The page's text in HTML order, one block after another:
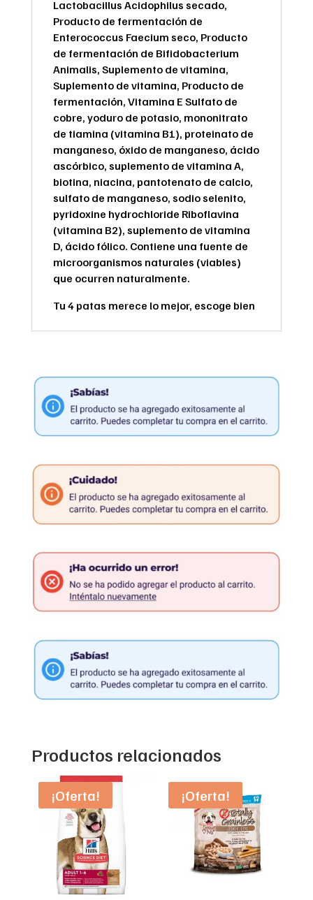
Lactobacillus Acidophilus secado,
Producto de fermentación de
Enterococcus Faecium seco, Producto
de fermentación de Bifidobacterium
Animalis, Suplemento de vitamina,
Suplemento de vitamina, Producto de
fermentación, Vitamina E Sulfato de
cobre, yoduro de potasio, mononitrato
de tiamina (vitamina B1), proteinato de
manganeso, óxido de manganeso, ácido
ascórbico, suplemento de vitamina A,
biotina, niacina, pantotenato de calcio,
sulfato de manganeso, sodio selenito,
pyridoxine hydrochloride Riboflavina
(vitamina B2), suplemento de vitamina
D, ácido fólico. Contiene una fuente de
microorganismos naturales (viables)
que ocurren naturalmente.
Tu 4 patas merece lo mejor, escoge bien
Productos relacionados
¡Oferta! ¡Oferta!